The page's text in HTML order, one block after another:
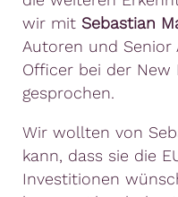
wir mit Sebastian
Autoren und Senior
Officer bei der New
gesprochen.
Wir wollten von
kann, dass sie die
Investitionen